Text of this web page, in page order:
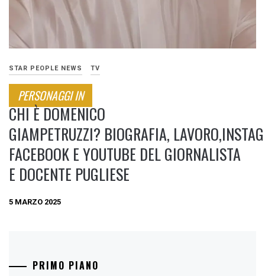
STAR PEOPLE NEWS TV
PERSONAGGI IN
CHI È DOMENICO
GIAMPETRUZZI? BIOGRAFIA,
FACEBOOK E YOUTUBE DEL GIORNALISTA
E DOCENTE PUGLIESE
5 MARZO 2025
PRIMO PIANO